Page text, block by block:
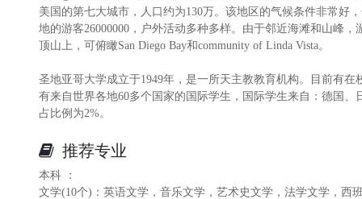
美国的第七大城市，人口约为130万。该地区的气候条件非常好
地的游客26000000，户外活动多种多样。由于邻近海滩和山峰
顶山上，可俯瞰San Diego Bay和community of Linda Vista。
圣地亚哥大学成立于1949年，是一所天主教教育机构。目前有
有来自世界各地60多个国家的国际学生，国际学生来自：德国
占比例为2%。
推荐专业
本科 ：
文学(10个)：英语文学，音乐文学，艺术史文学，法学文学，西